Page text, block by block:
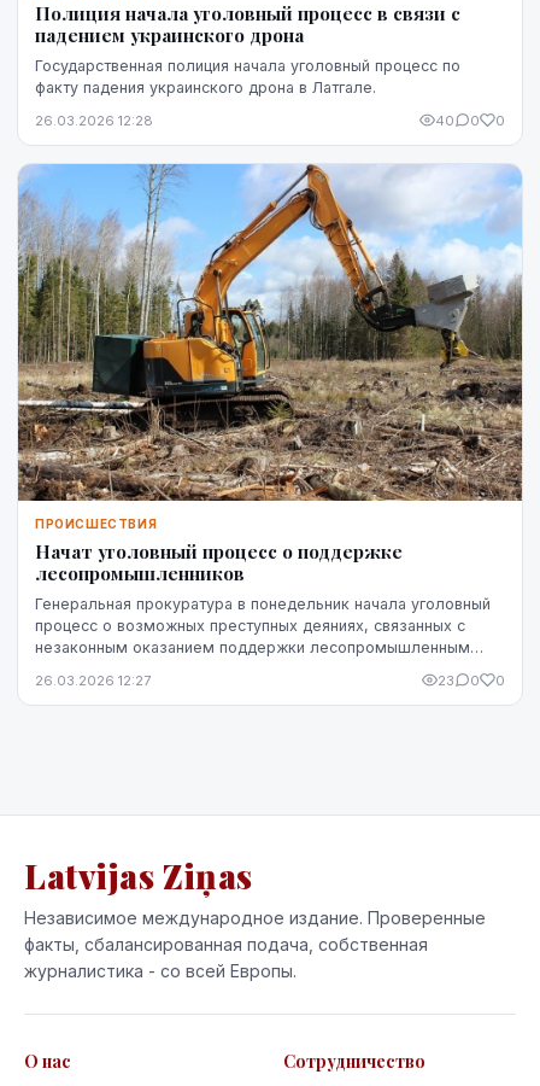
Полиция начала уголовный процесс в связи с
падением украинского дрона
Государственная полиция начала уголовный процесс по
факту падения украинского дрона в Латгале.
26.03.2026 12:28 40 0 0
ПРОИСШЕСТВИЯ
Начат уголовный процесс о поддержке
лесопромышленников
Генеральная прокуратура в понедельник начала уголовный
процесс о возможных преступных деяниях, связанных с
незаконным оказанием поддержки лесопромышленным
26.03.2026 12:27 23 0 0
Latvijas Ziņas
Независимое международное издание. Проверенные
факты, сбалансированная подача, собственная
журналистика - со всей Европы.
О нас Сотрудничество